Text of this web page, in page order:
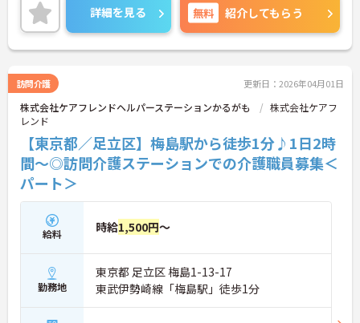
詳細を見る 無料 紹介してもらう
訪問介護 更新日：2026年04月01日
株式会社ケアフレンドヘルパーステーションかるがも
株式会社ケアフ
レンド
【東京都／足立区】梅島駅から徒歩1分♪1日2時
間～◎訪問介護ステーションでの介護職員募集＜
パート＞
給料 時給1,500円～
勤務地
東京都 足立区 梅島1-13-17
東武伊勢崎線「梅島駅」徒歩1分